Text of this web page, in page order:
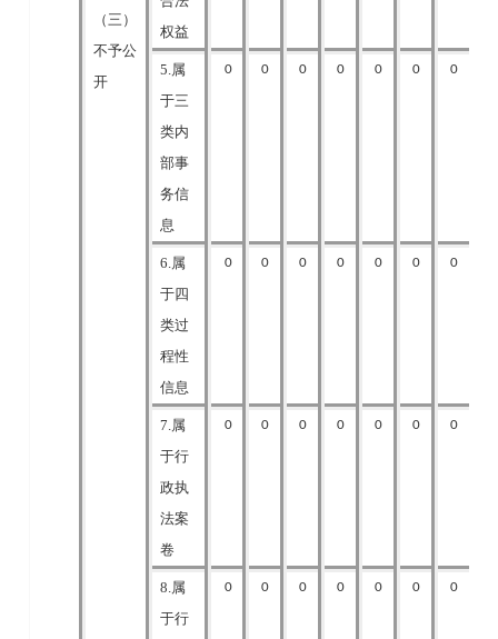
（三）
不予公
开
权益
5.属
于三
类内
部事
务信
息
0 0 0 0 0 0 0
6.属
于四
类过
程性
信息
0 0 0 0 0 0 0
7.属
于行
政执
法案
卷
0 0 0 0 0 0 0
8.属
于行
0 0 0 0 0 0 0